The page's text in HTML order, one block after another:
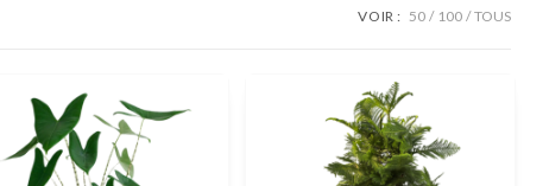
VOIR : 50 100 TOUS